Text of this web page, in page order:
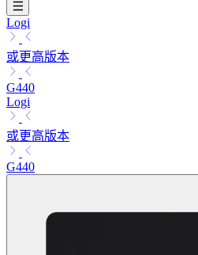
Logi
或更高版本
G440
Logi
或更高版本
G440